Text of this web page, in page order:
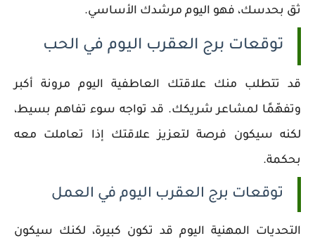
ثق بحدسك، فهو اليوم مرشدك الأساسي.
توقعات برج العقرب اليوم في الحب
قد تتطلب منك علاقتك العاطفية اليوم مرونة أكبر
وتفهّمًا لمشاعر شريكك. قد تواجه سوء تفاهم بسيط،
لكنه سيكون فرصة لتعزيز علاقتك إذا تعاملت معه
بحكمة.
توقعات برج العقرب اليوم في العمل
التحديات المهنية اليوم قد تكون كبيرة، لكنك سيكون